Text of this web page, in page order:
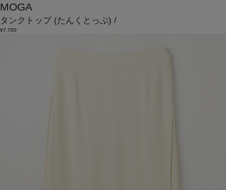
MOGA
タンクトップ (たんくとっぷ) /
¥7,700